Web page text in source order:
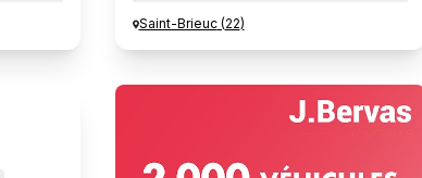
Saint-Brieuc(22)